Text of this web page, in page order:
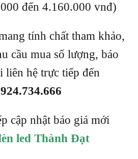
đến 4.160.000 vnđ)
tính chất tham khảo,
cầu mua số lượng, báo
liên hệ trực tiếp đến
cập nhật báo giá mới
led Thành Đạt